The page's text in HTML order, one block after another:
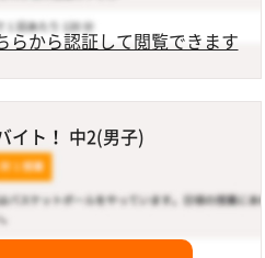
らから認証して閲覧できます
イト！ 中2(男子)